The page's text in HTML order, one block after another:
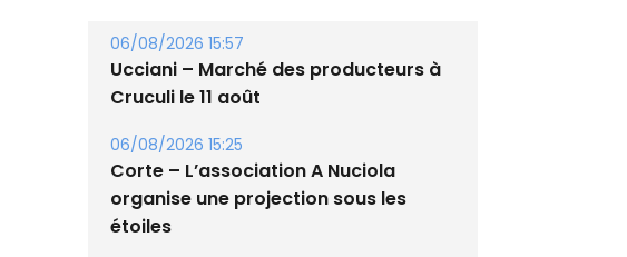
Cruculi le 11 août
06/08/2026 15:25
organise une projection sous les
étoiles
06/08/2026 15:04